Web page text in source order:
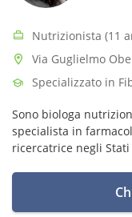
Nutrizionista (11
Via Guglielmo
Specializzato in
Sono biologa
specialista in
ricercatrice negli